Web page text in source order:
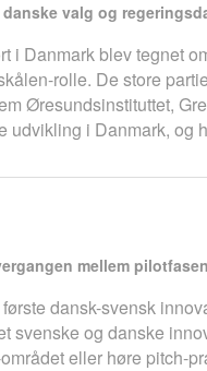
valg og
Danmark blev tegnet
rolle. De store
Øresundsinstituttet,
i Danmark,
mellem
dansk-svensk
svenske og danske
eller høre pitch-